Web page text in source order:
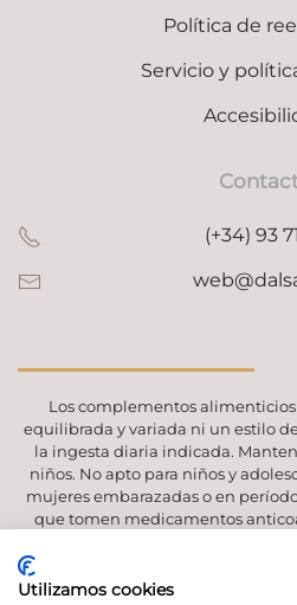
Política de
Servicio y
(+34) 93
Los complementos
equilibrada y variada ni un estilo
la ingesta diaria indicada.
niños. No apto para niños y
mujeres embarazadas o en
que tomen medicamentos
Utilizamos cookies